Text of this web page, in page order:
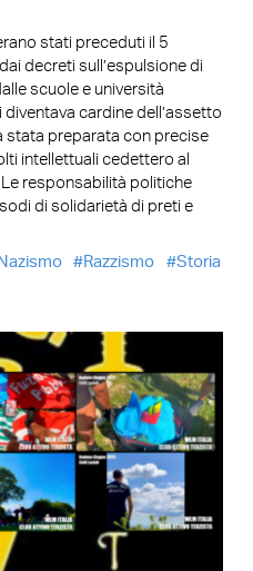
stati preceduti il 5
decreti sull’espulsione di
scuole e università
cardine dell’assetto
stata preparata con precise
intellettuali cedettero al
responsabilità politiche
di solidarietà di preti e
Razzismo Storia